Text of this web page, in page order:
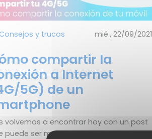
y trucos mié., 22/09/2021
compartir la
a Internet
5G) de un
volvemos a encontrar hoy con un post
puede ser muy útil para una gran